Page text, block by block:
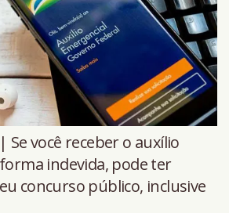
você receber o auxílio
indevida, pode ter
concurso público, inclusive